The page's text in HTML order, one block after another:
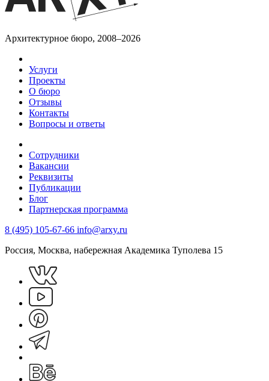
Архитектурное бюро, 2008–2026
Услуги
Проекты
О бюро
Отзывы
Контакты
Вопросы и ответы
Сотрудники
Вакансии
Реквизиты
Публикации
Блог
Партнерская программа
8 (495) 105-67-66 info@arxy.ru
Россия, Москва, набережная Академика Туполева 15